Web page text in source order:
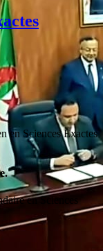
Sciences Exactes
.
en Sciences